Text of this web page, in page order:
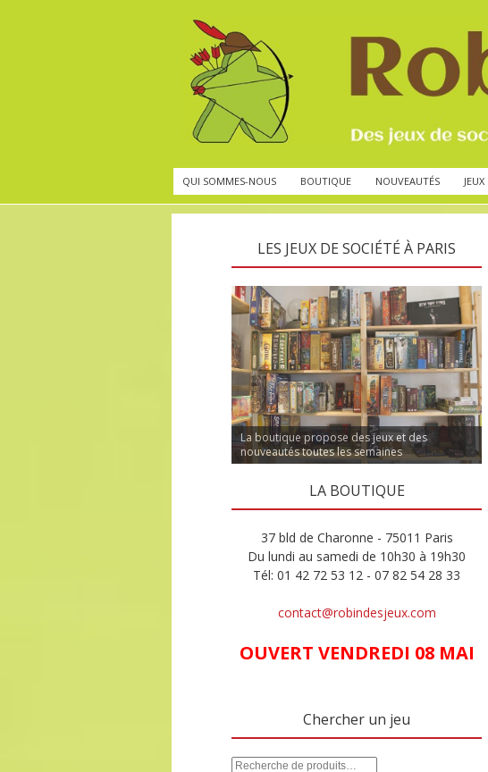
QUI SOMMES-NOUS BOUTIQUE NOUVEAUTÉS
LES JEUX DE SOCIÉTÉ À PARIS
La boutique propose des jeux et des
nouveautés toutes les semaines
LA BOUTIQUE
37 bld de Charonne - 75011 Paris
Du lundi au samedi de 10h30 à 19h30
Tél: 01 42 72 53 12 - 07 82 54 28 33
contact@robindesjeux.com
OUVERT VENDREDI 08 MAI
Chercher un jeu